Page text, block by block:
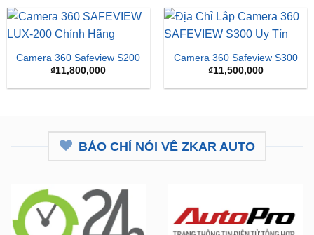
Camera 360 Safeview S200
₫11,800,000
Camera 360 Safeview S300
₫11,500,000
BÁO CHÍ NÓI VỀ ZKAR AUTO